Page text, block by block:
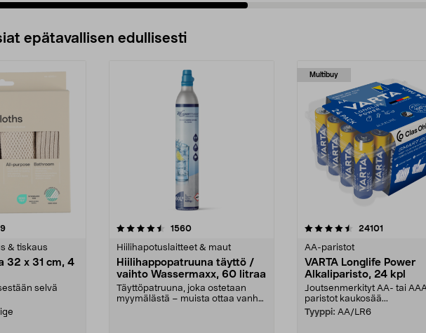
epätavallisen edullisesti
arvostelut
& tiskaus
32 x 31 cm, 4
selvä
1560arvostelut
Hiilihapotuslaitteet & maut
Hiilihappopatruuna täyttö /
vaihto Wassermaxx, 60 litraa
Täyttöpatruuna, joka ostetaan
myymälästä – muista ottaa vanha
Multibuy
4.5viidestä
24101
AA-paristot
VARTA Longlife Power
Alkaliparisto, 24 kpl
Joutsenmerkityt AA- tai
paristot kaukosää...
Tyyppi: AA/LR6
4.5viidestä